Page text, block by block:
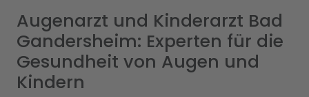
Augenarzt und Kinderarzt Bad
Gandersheim: Experten für die
Gesundheit von Augen und
Kindern